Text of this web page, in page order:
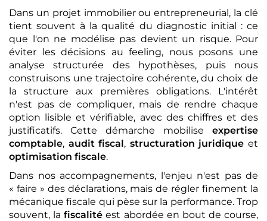
Dans un projet immobilier ou entrepreneurial, la clé
tient souvent à la qualité du diagnostic initial : ce
que l'on ne modélise pas devient un risque. Pour
éviter les décisions au feeling, nous posons une
analyse structurée des hypothèses, puis nous
construisons une trajectoire cohérente, du choix de
la structure aux premières obligations. L'intérêt
n'est pas de compliquer, mais de rendre chaque
option lisible et vérifiable, avec des chiffres et des
justificatifs. Cette démarche mobilise expertise
comptable, audit fiscal, structuration juridique et
optimisation fiscale.
Dans nos accompagnements, l'enjeu n'est pas de
« faire » des déclarations, mais de régler finement la
mécanique fiscale qui pèse sur la performance. Trop
souvent, lafiscalité est abordée en bout de course,